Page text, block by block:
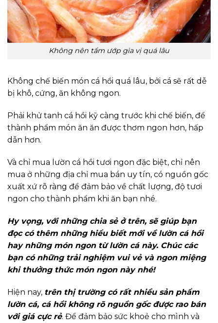
Không nên tẩm ướp gia vị quá lâu
Không chế biến món cá hồi quá lâu, bởi cá sẽ rất dễ
bị khô, cứng, ăn không ngon.
Phải khử tanh cá hồi kỹ càng trước khi chế biến, để
thành phẩm món ăn ăn được thơm ngon hơn, hấp
dẫn hơn.
Và chỉ mua lườn cá hồi tươi ngon đặc biệt, chỉ nên
mua ở những địa chỉ mua bán uy tín, có nguồn gốc
xuất xứ rõ ràng để đảm bảo về chất lượng, độ tươi
ngon cho thành phẩm khi ăn bạn nhé.
Hy vọng, với những chia sẻ ở trên, sẽ giúp bạn
đọc có thêm những hiểu biết mới về lườn cá hồi
hay những món ngon từ lườn cá này. Chúc các
bạn có những trải nghiệm vui vẻ và ngon miệng
khi thưởng thức món ngon này nhé!
Hiện nay, trên thị trường có rất nhiều sản phẩm
lườn cá, cá hồi không rõ nguồn gốc được rao bán
với giá cực rẻ. Để đảm bảo sức khoẻ cho mình và